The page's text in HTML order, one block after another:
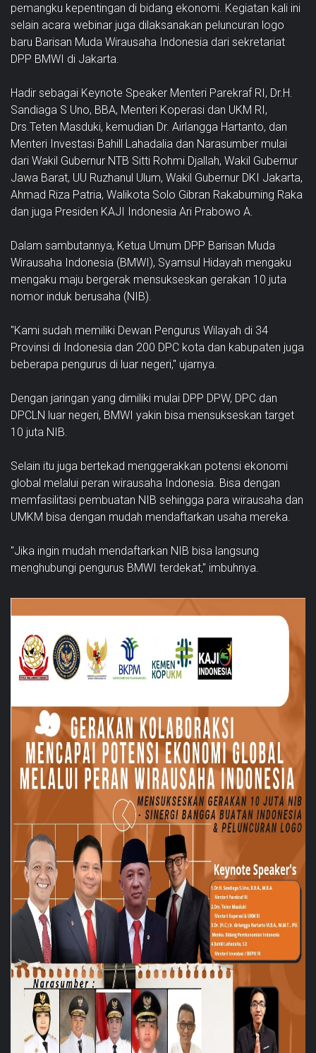
pemangku kepentingan di bidang ekonomi. Kegiatan kali ini
selain acara webinar juga dilaksanakan peluncuran logo
baru Barisan Muda Wirausaha Indonesia dari sekretariat
DPP BMWI di Jakarta.
Hadir sebagai Keynote Speaker Menteri Parekraf RI, Dr.H.
Sandiaga S Uno, BBA, Menteri Koperasi dan UKM RI,
Drs.Teten Masduki, kemudian Dr. Airlangga Hartanto, dan
Menteri Investasi Bahill Lahadalia dan Narasumber mulai
dari Wakil Gubernur NTB Sitti Rohmi Djallah, Wakil Gubernur
Jawa Barat, UU Ruzhanul Ulum, Wakil Gubernur DKI Jakarta,
Ahmad Riza Patria, Walikota Solo Gibran Rakabuming Raka
dan juga Presiden KAJI Indonesia Ari Prabowo A.
Dalam sambutannya, Ketua Umum DPP Barisan Muda
Wirausaha Indonesia (BMWI), Syamsul Hidayah mengaku
mengaku maju bergerak mensukseskan gerakan 10 juta
nomor induk berusaha (NIB).
"Kami sudah memiliki Dewan Pengurus Wilayah di 34
Provinsi di Indonesia dan 200 DPC kota dan kabupaten juga
beberapa pengurus di luar negeri," ujarnya.
Dengan jaringan yang dimiliki mulai DPP DPW, DPC dan
DPCLN luar negeri, BMWI yakin bisa mensukseskan target
10 juta NIB.
Selain itu juga bertekad menggerakkan potensi ekonomi
global melalui peran wirausaha Indonesia. Bisa dengan
memfasilitasi pembuatan NIB sehingga para wirausaha dan
UMKM bisa dengan mudah mendaftarkan usaha mereka.
"Jika ingin mudah mendaftarkan NIB bisa langsung
menghubungi pengurus BMWI terdekat," imbuhnya.